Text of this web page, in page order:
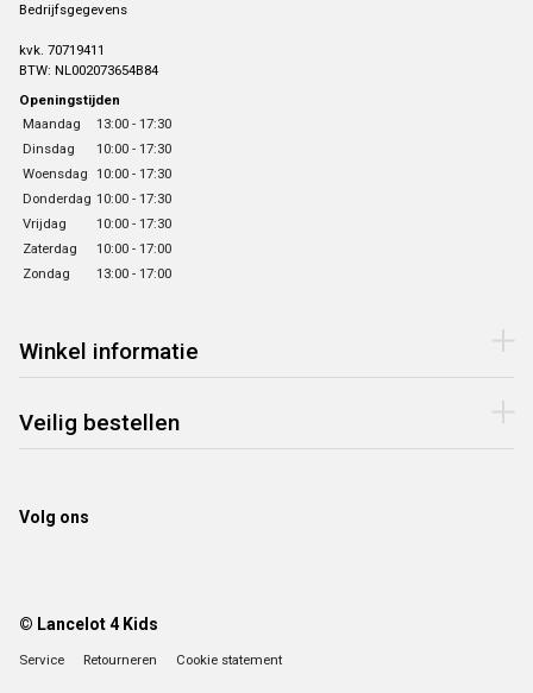
Bedrijfsgegevens
kvk. 70719411
BTW: NL002073654B84
Openingstijden
Maandag
13:00 - 17:30
Dinsdag
10:00 - 17:30
Woensdag 10:00 - 17:30
Donderdag 10:00 - 17:30
Vrijdag
10:00 - 17:30
Zaterdag
10:00 - 17:00
Zondag
13:00 - 17:00
Winkel informatie
Veilig bestellen
Volg ons
© Lancelot 4 Kids
Service Retourneren Cookie statement